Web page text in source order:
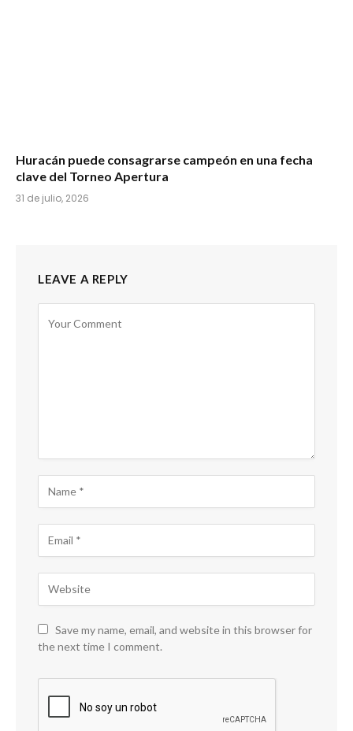
Huracán puede consagrarse campeón en una fecha
clave del Torneo Apertura
31 de julio, 2026
LEAVE A REPLY
Save my name, email, and website in this browser for
the next time I comment.